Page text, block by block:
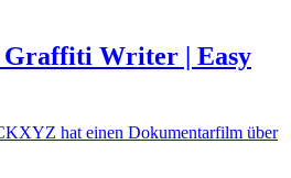
Graffiti Writer | Easy
hat einen Dokumentarfilm über